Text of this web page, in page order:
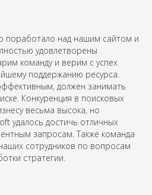
поработало над нашим сайтом и
удовлетворены
команду и верим с успех
поддержанию ресурса.
должен занимать
Конкуренция в поисковых
весьма высока, но
удалось достичь отличных
запросам. Также команда
сотрудников по вопросам
стратегии.